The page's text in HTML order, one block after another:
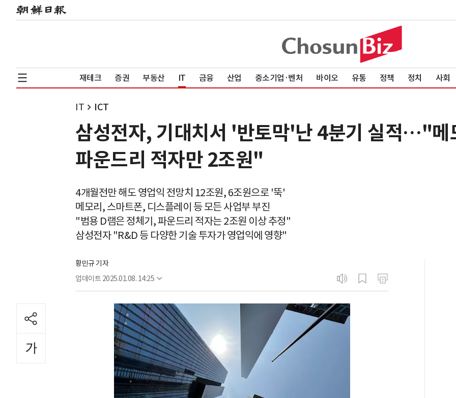
재테크 증권 부동산 IT 금융 산업 중소기업·벤처 바이오 유통 정책 정치 사회
IT ICT
삼성전자, 기대치서 '반토막'난 4분기 실적…"메
파운드리 적자만 2조원"
4개월전만 해도 영업익 전망치 12조원, 6조원으로 '뚝'
메모리, 스마트폰, 디스플레이 등 모든 사업부 부진
"범용 D램은 정체기, 파운드리 적자는 2조원 이상 추정"
삼성전자 "R&D 등 다양한 기술 투자가 영업익에 영향"
황민규 기자
업데이트 2025.01.08. 14:25